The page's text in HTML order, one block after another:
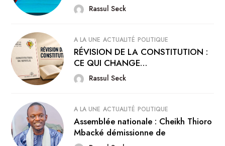
Rassul Seck
A LA UNE ACTUALITÉ POLITIQUE
RÉVISION DE LA CONSTITUTION :
CE QUI CHANGE…
Rassul Seck
A LA UNE ACTUALITÉ POLITIQUE
Assemblée nationale : Cheikh Thioro
Mbacké démissionne de